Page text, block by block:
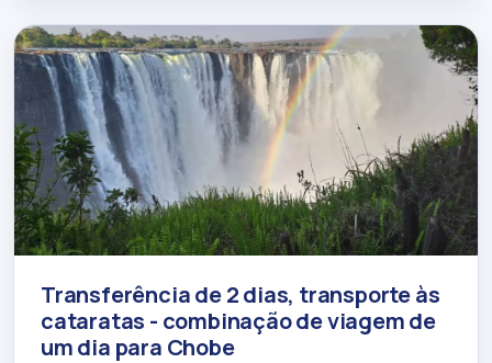
Transferência de 2 dias, transporte às
cataratas - combinação de viagem de
um dia para Chobe